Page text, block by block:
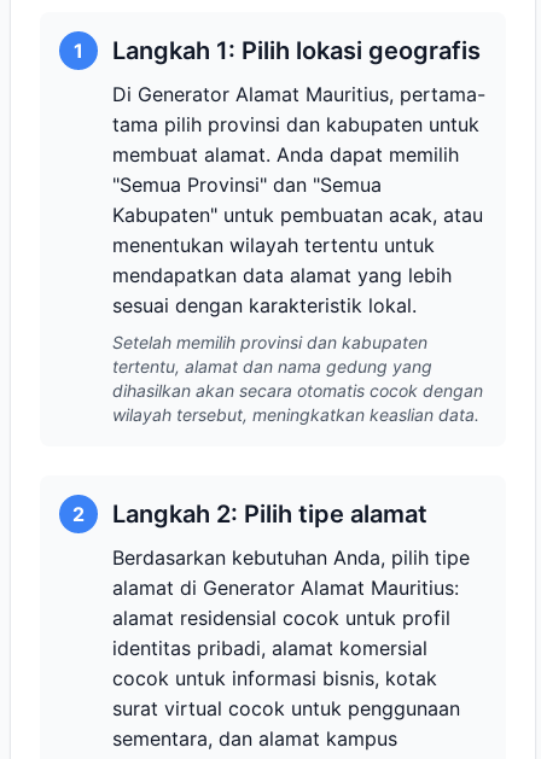
1 Langkah 1: Pilih lokasi geografis
Di Generator Alamat Mauritius, pertama-
tama pilih provinsi dan kabupaten untuk
membuat alamat. Anda dapat memilih
"Semua Provinsi" dan "Semua
Kabupaten" untuk pembuatan acak, atau
menentukan wilayah tertentu untuk
mendapatkan data alamat yang lebih
sesuai dengan karakteristik lokal.
Setelah memilih provinsi dan kabupaten
tertentu, alamat dan nama gedung yang
dihasilkan akan secara otomatis cocok dengan
wilayah tersebut, meningkatkan keaslian data.
2 Langkah 2: Pilih tipe alamat
Berdasarkan kebutuhan Anda, pilih tipe
alamat di Generator Alamat Mauritius:
alamat residensial cocok untuk profil
identitas pribadi, alamat komersial
cocok untuk informasi bisnis, kotak
surat virtual cocok untuk penggunaan
sementara, dan alamat kampus